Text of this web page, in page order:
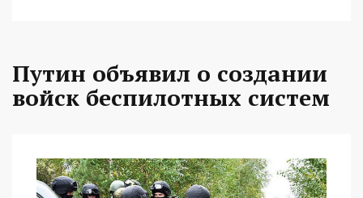
Путин объявил о создании
войск беспилотных систем